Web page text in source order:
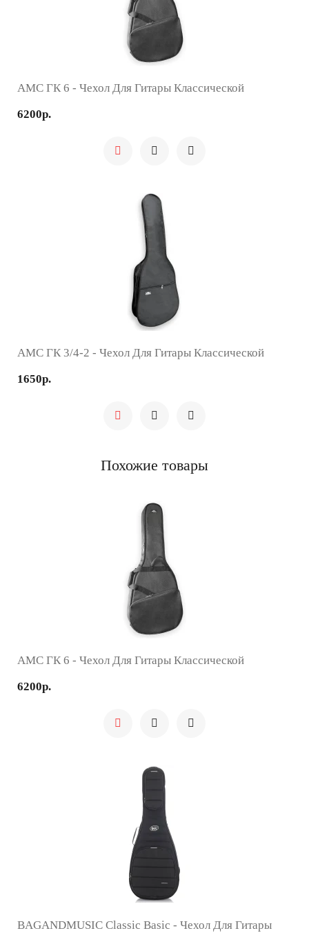
AMC ГК 6 - Чехол Для Гитары Классической
6200р.
AMC ГК 3/4-2 - Чехол Для Гитары Классической
1650р.
Похожие товары
AMC ГК 6 - Чехол Для Гитары Классической
6200р.
BAGANDMUSIC Classic Basic - Чехол Для Гитары